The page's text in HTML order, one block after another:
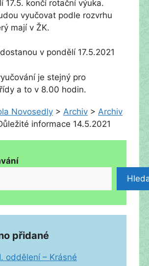
17.5. končí rotační výuka.
vyučovat podle rozvrhu
mají v ŽK.
v pondělí 17.5.2021
je stejný pro
a to v 8.00 hodin.
Novosedly > Archiv > Archiv
informace 14.5.2021
přidané
oddělení – Krásné